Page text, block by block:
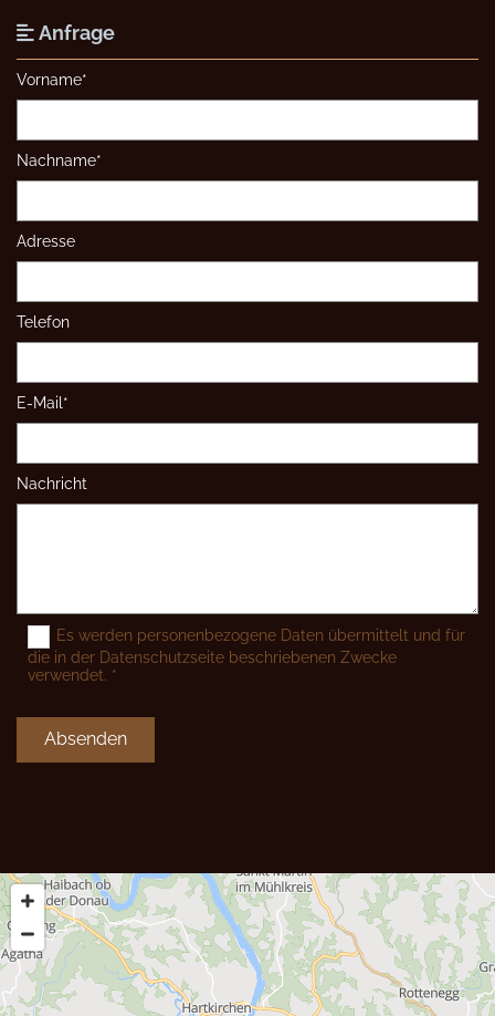
 Anfrage
Vorname*
Nachname*
Adresse
Telefon
E-Mail*
Nachricht
Es werden personenbezogene Daten übermittelt und für
die in der Datenschutzseite beschriebenen Zwecke
verwendet. *